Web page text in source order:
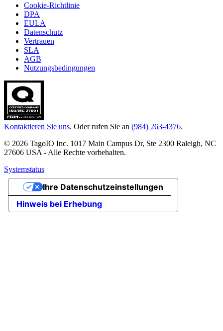
Cookie-Richtlinie
DPA
EULA
Datenschutz
Vertrauen
SLA
AGB
Nutzungsbedingungen
Kontaktieren Sie uns. Oder rufen Sie an (984) 263-4376.
© 2026 TagoIO Inc. 1017 Main Campus Dr, Ste 2300 Raleigh, NC
27606 USA - Alle Rechte vorbehalten.
Systemstatus
Hinweis bei Erhebung
Ihre Datenschutzeinstellungen